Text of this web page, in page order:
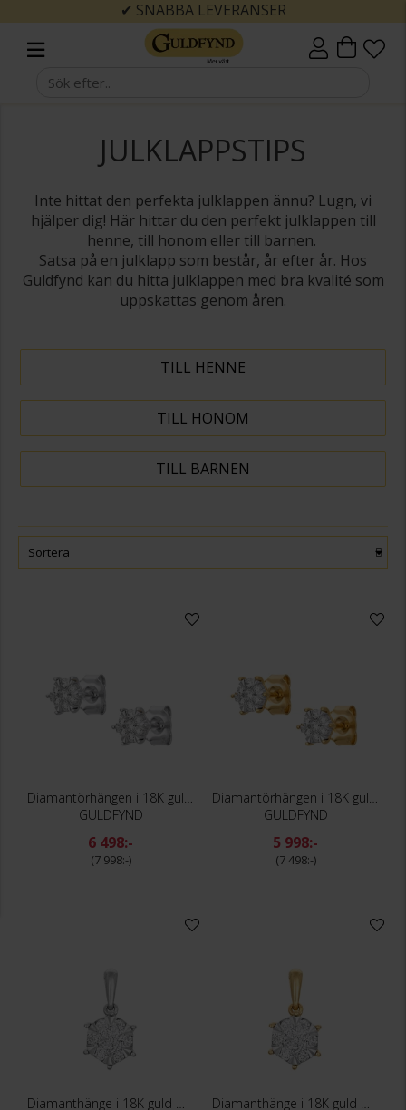
✔ SNABBA LEVERANSER
JULKLAPPSTIPS
Inte hittat den perfekta julklappen ännu? Lugn, vi
hjälper dig! Här hittar du den perfekt julklappen till
henne, till honom eller till barnen.
Satsa på en julklapp som består, år efter år. Hos
Guldfynd kan du hitta julklappen med bra kvalité som
uppskattas genom åren.
TILL HENNE
TILL HONOM
TILL BARNEN
Sortera
Diamantörhängen i 18K guld med flera diamanter
GULDFYND
6 498:-
7 998:-
Diamantörhängen i 18K guld med flera diamanter
GULDFYND
5 998:-
7 498:-